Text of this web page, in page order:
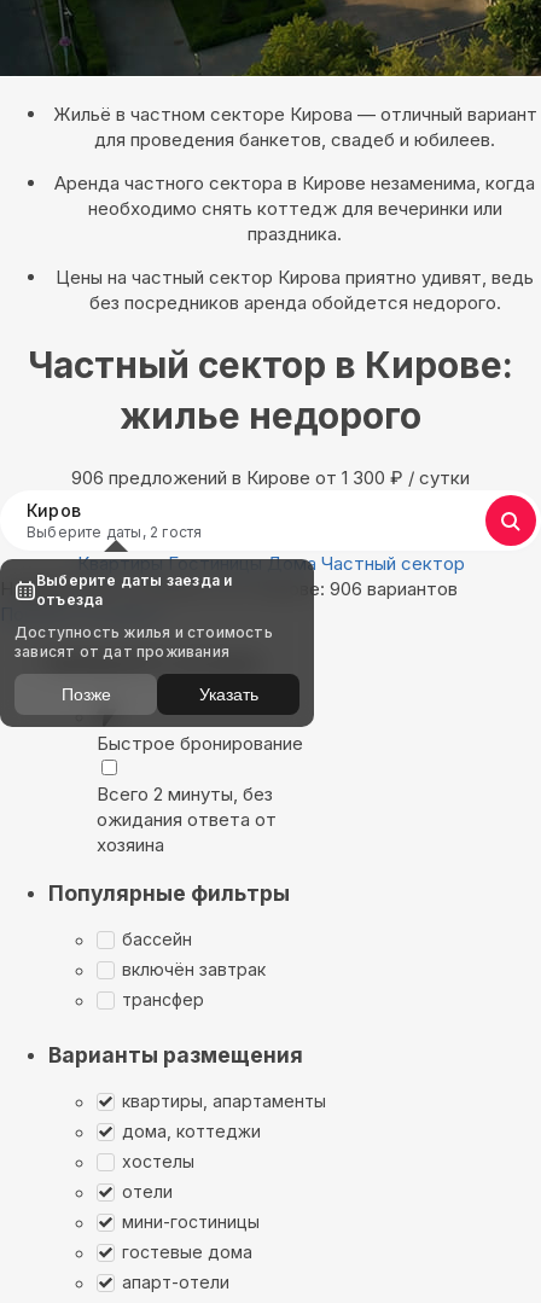
Жильё в частном секторе Кирова — отличный вариант
для проведения банкетов, свадеб и юбилеев.
Аренда частного сектора в Кирове незаменима, когда
необходимо снять коттедж для вечеринки или
праздника.
Цены на частный сектор Кирова приятно удивят, ведь
без посредников аренда обойдется недорого.
Частный сектор в Кирове:
жилье недорого
906 предложений в Кирове oт 1 300 ₽ / сутки
Киров
Выберите даты, 2 гостя
Квартиры Гостиницы Дома Частный сектор
Найдём, где остановиться в Кирове: 906 вариантов
Показать на карте
Выбирайте лучшее
Быстрое бронирование
Всего 2 минуты, без
ожидания ответа от
хозяина
Популярные фильтры
бассейн
включён завтрак
трансфер
Варианты размещения
квартиры, апартаменты
дома, коттеджи
хостелы
отели
мини-гостиницы
гостевые дома
апарт-отели
Выберите даты заезда и
отъезда
Доступность жилья и стоимость
зависят от дат проживания
Позже Указать